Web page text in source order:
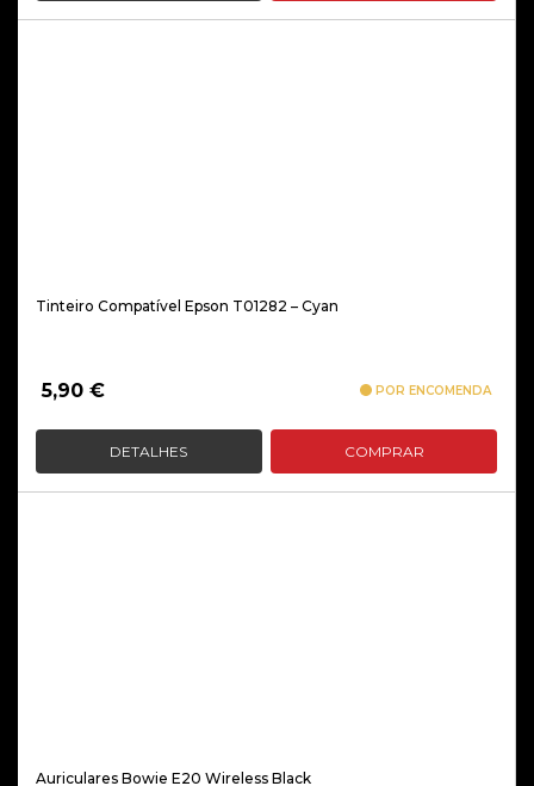
Tinteiro Compatível Epson T01282 – Cyan
5,90 € POR ENCOMENDA
DETALHES COMPRAR
Auriculares Bowie E20 Wireless Black